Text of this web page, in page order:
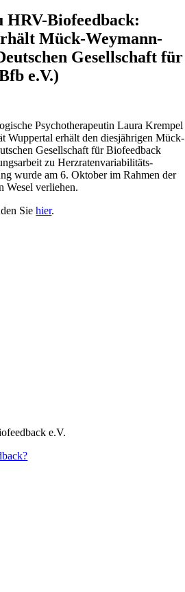
HRV-Biofeedback:
Mück-Weymann-
Gesellschaft für
e.V.)
Psychotherapeutin Laura Krempel
Wuppertal erhält den diesjährigen Mück-
Gesellschaft für Biofeedback
zu Herzratenvariabilitäts-
wurde am 6. Oktober im Rahmen der
Wesel verliehen.
Siehier.
e.V.